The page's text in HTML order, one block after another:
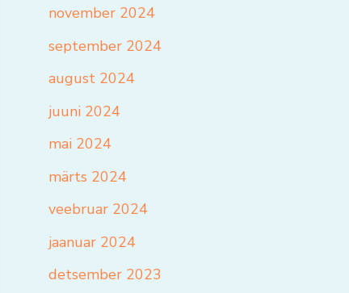
november 2024
september 2024
august 2024
juuni 2024
mai 2024
märts 2024
veebruar 2024
jaanuar 2024
detsember 2023